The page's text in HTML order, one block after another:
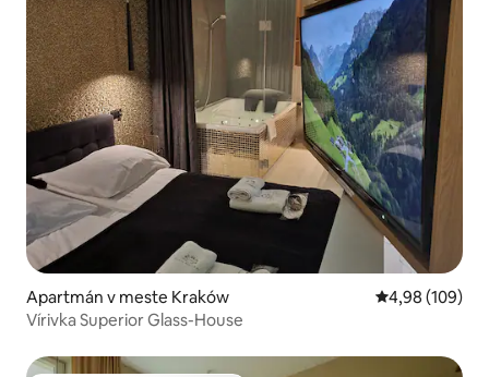
Apartmán v meste Kraków Priemerné
4,98 (109)
Vírivka Superior Glass-House